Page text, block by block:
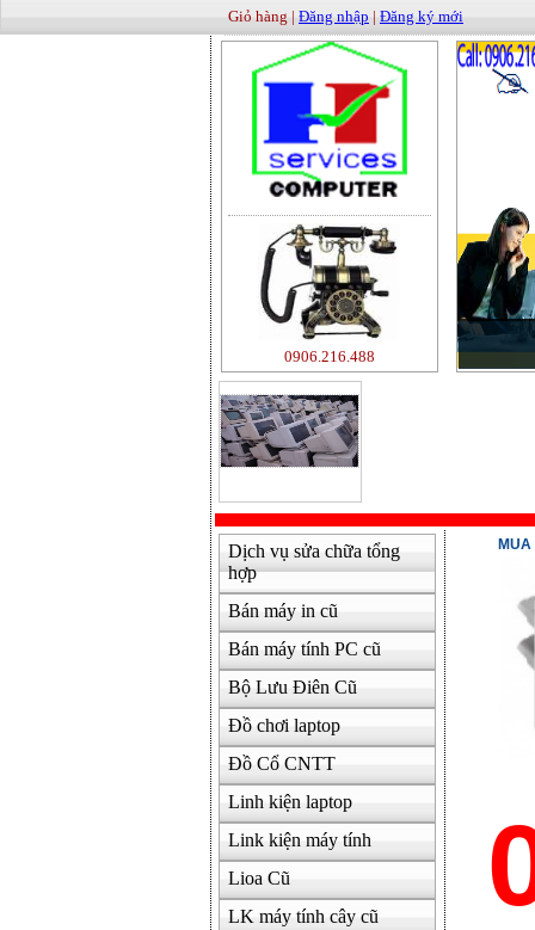
Giỏ hàng | Đăng nhập | Đăng ký mới
0906.216.488
500000
Dịch vụ sửa chữa tổng
hợp
Bán máy in cũ
Bán máy tính PC cũ
Bộ Lưu Điên Cũ
Đồ chơi laptop
Đồ Cổ CNTT
Linh kiện laptop
Link kiện máy tính
Lioa Cũ
LK máy tính cây cũ
MUA